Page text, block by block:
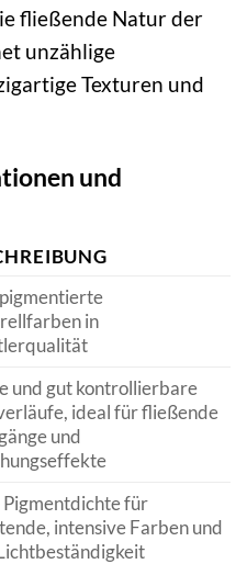
fließende Natur der
unzählige
Texturen und
und
in
und gut kontrollierbare
ideal für fließende
und
Pigmentdichte für
intensive Farben und